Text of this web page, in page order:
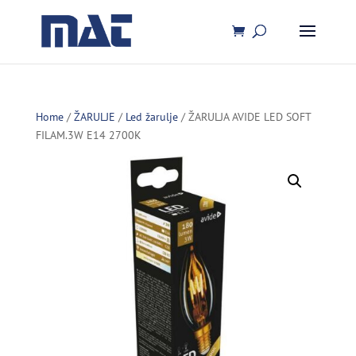
Home/ŽARULJE / Led žarulje/ ŽARULJA AVIDE LED SOFT
FILAM.3W E14 2700K